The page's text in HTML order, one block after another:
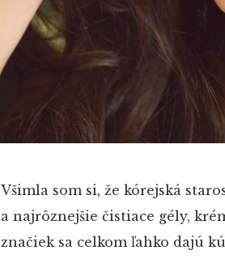
Všimla som si, že kórejská
a najrôznejšie čistiace gély,
značiek sa celkom ľahko dajú